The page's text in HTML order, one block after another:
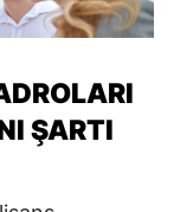
ŞARTI